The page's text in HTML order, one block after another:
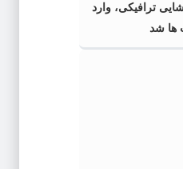
ترافیکی، وارد
ها شد